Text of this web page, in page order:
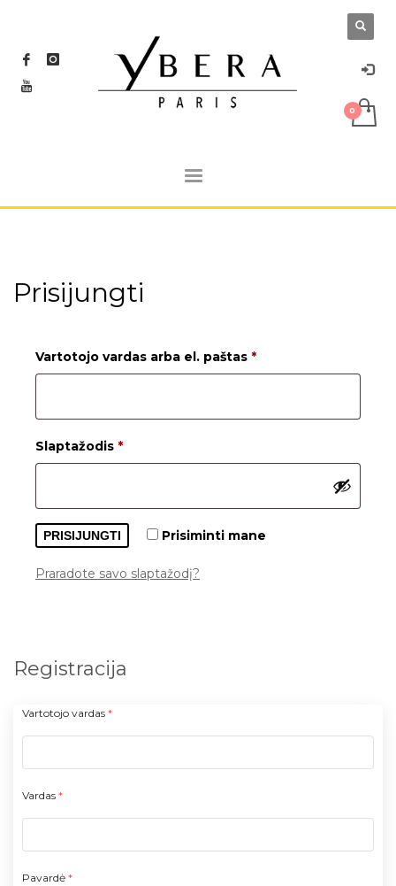
Prisijungti
Vartotojo vardas arba el. paštas *Privalomas
Slaptažodis *Privalomas
Prisiminti mane
PRISIJUNGTI
Praradote savo slaptažodį?
Registracija
Vartotojo vardas *
Vardas *
Pavardė *